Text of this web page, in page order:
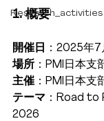
Research_activities
1. 概要
開催日
：2025年7
場所 ：PMI日本支
主催 ：PMI日本支
テーマ ：Road to
2026